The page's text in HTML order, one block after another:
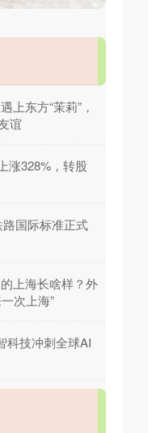
上东方“茉莉”，
谊
涨328%，转股
国际标准正式
上海长啥样？外
次上海”
科技冲刺全球AI